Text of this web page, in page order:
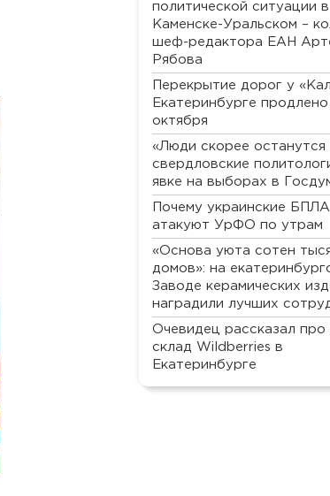
политической ситуации в
Каменске-Уральском –
шеф-редактора ЕАН
Рябова
Перекрытие дорог у
Екатеринбурге
октября
«Люди скорее останутся
свердловские
явке на выборах в
Почему украинские БПЛА
атакуют УрФО по утрам
«Основа уюта сотен
домов»: на
Заводе керамических
наградили лучших
Очевидец рассказал про
склад Wildberries в
Екатеринбурге